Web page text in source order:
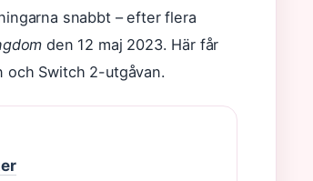
snabbt – efter flera
den 12 maj 2023. Här får
och Switch 2-utgåvan.